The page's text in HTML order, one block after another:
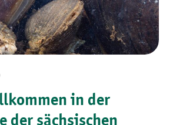
in der
der sächsischen